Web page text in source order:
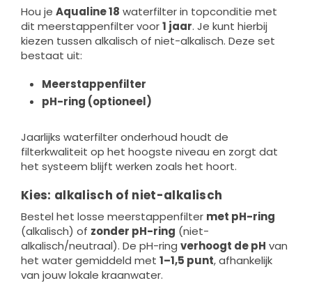
Hou je Aqualine 18 waterfilter in topconditie met
dit meerstappenfilter voor1 jaar. Je kunt hierbij
kiezen tussen alkalisch of niet-alkalisch. Deze set
bestaat uit:
Meerstappenfilter
pH-ring (optioneel)
Jaarlijks waterfilter onderhoud houdt de
filterkwaliteit op het hoogste niveau en zorgt dat
het systeem blijft werken zoals het hoort.
Kies: alkalisch of niet-alkalisch
Bestel het losse meerstappenfilter met pH-ring
(alkalisch) of zonder pH-ring (niet-
alkalisch/neutraal). De pH-ring verhoogt de pH van
het water gemiddeld met 1–1,5 punt, afhankelijk
van jouw lokale kraanwater.